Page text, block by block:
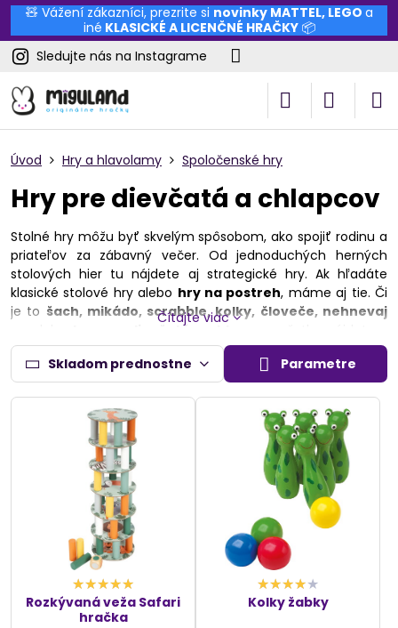
🧸 Vážení zákazníci, prezrite si novinky MATTEL, LEGO a
iné KLASICKÉ A LICENČNÉ HRAČKY📦
Sledujte nás na Instagrame
Úvod Hry a hlavolamy Spoločenské hry
Hry pre dievčatá a chlapcov
Stolné hry môžu byť skvelým spôsobom, ako spojiť rodinu a
priateľov za zábavný večer. Od jednoduchých herných
stolových hier tu nájdete aj strategické hry. Ak hľadáte
klasické stolové hry alebo hry na postreh, máme aj tie. Či
je to šach, mikádo, scrabble, kolky, človeče, nehnevaj
hry pre dievčatá a chlapcov
trvácnom drevenom prevedení. Deti sa tak pri našich hrách
učia pripravovať stratégie a plánovacie zručnosti.
Čítajte viac
Skladom prednostne Parametre
Rozkývaná veža Safari
hračka
Kolky žabky